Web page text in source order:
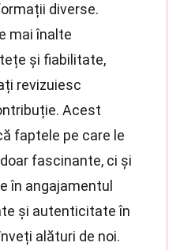
diverse.
mai înalte
și fiabilitate,
revizuiesc
Acest
faptele pe care le
fascinante, ci și
în angajamentul
și autenticitate în
alături de noi.